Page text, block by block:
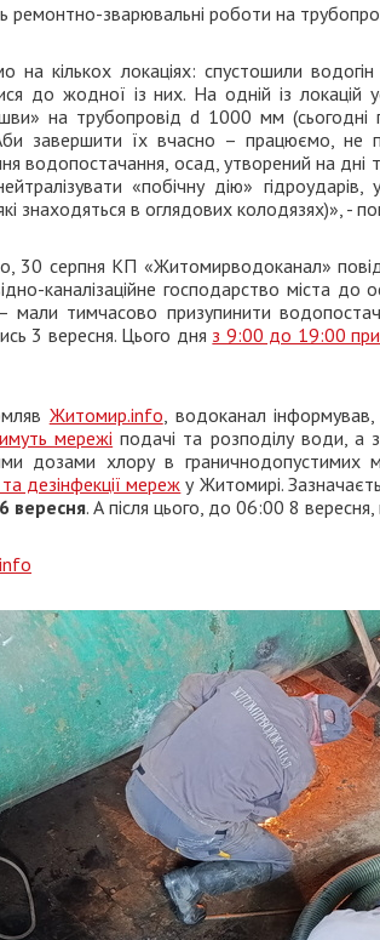
ремонтно-зварювальні роботи на
на кількох локаціях: спустошили
до жодної із них. На одній із
на трубопровід d 1000 мм
завершити їх вчасно – працюємо, не
водопостачання, осад, утворений на
«побічну дію»
знаходяться в оглядових колодязях)», -
30 серпня КП «Житомирводоканал»
каналізаційне господарство міста
мали тимчасово призупинити
3 вересня. Цього дня з 9:00 до 19:00
Житомир.info, водоканал
мережі подачі та розподілу води, а
дозами хлору в граничнодопустимих
дезінфекції мереж у Житомирі.
вересня. А після цього, до 06:00 8